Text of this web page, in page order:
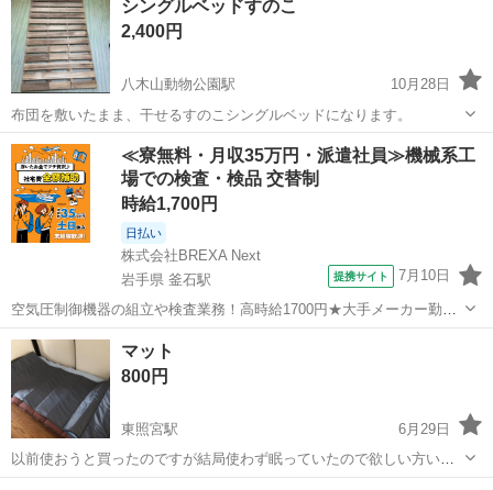
取り希望です。 シングルベッドで下に収納もついております。 また、
コンセント付きなのでベッドで...
シングルベッドすのこ
2,400円
八木山動物公園駅
10月28日
布団を敷いたまま、干せるすのこシングルベッドになります。
宮城 仙台市 八木山動物公園駅 ベッド
≪寮無料・月収35万円・派遣社員≫機械系工
場での検査・検品 交替制
時給1,700円
日払い
株式会社BREXA Next
岩手県 釜石駅
提携サイト 7月10日
空気圧制御機器の組立や検査業務！高時給1700円★大手メーカー勤
務！嬉しい寮費無料！ワンルーム寮完備★マイカー通勤OK＆工場敷地
内に無料駐車場あり★！《岩手県釜石市》 人気の工場のお仕事 ◇空気
圧制御機器（シリンダ、バルブ...
岩手 釜石市 釜石駅
マット
800円
東照宮駅
6月29日
以前使おうと買ったのですが結局使わず眠っていたので欲しい方いた
らお譲りします。 寝具と言うよりはキャンプ用とかになるような気が